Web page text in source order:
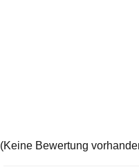
(Keine Bewertung